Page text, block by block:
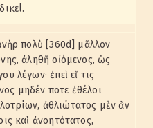
πολὺ [360d] μᾶλλον
ἀληθῆ οἰόμενος, ὡς
λέγων· ἐπεὶ εἴ τις
μηδέν ποτε ἐθέλοι
ἀθλιώτατος μὲν ἂν
καὶ ἀνοητότατος,